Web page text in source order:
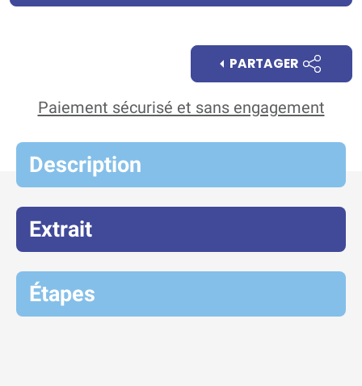
Paiement sécurisé et sans engagement
PARTAGER
Description
Extrait
Étapes